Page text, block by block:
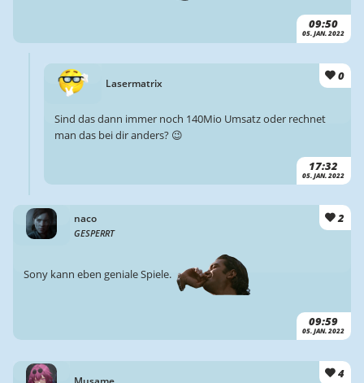
09:50
05. JAN. 2022
Lasermatrix
0
17:32
05. JAN. 2022
Sind das dann immer noch 140Mio Umsatz oder rechnet
man das bei dir anders? 😉
naco
GESPERRT
2
09:59
05. JAN. 2022
Sony kann eben geniale Spiele.
4